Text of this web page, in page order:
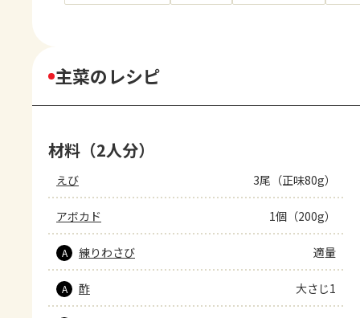
主菜のレシピ
材料（2人分）
えび 3尾（正味80g）
アボカド 1個（200g）
A 練りわさび 適量
A 酢 大さじ1